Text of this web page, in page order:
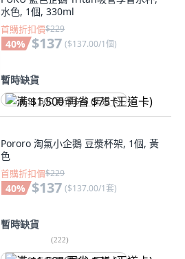
水色, 1個, 330ml
首購折扣價$229
40% $137 ($137.00/1個)
暫時缺貨
满 $1,500 再省 $75 (王道卡)
Pororo 淘氣小企鵝 豆漿杯架, 1個, 黃
色
首購折扣價$229
40% $137 ($137.00/1套)
暫時缺貨
(222)